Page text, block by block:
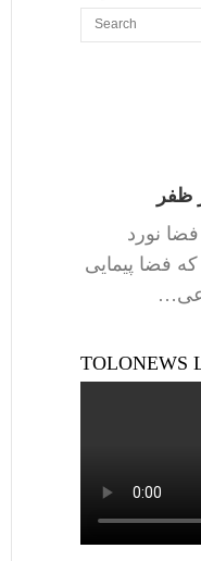
ظفر
نورد
فضا پیمایی
TOLONEWS